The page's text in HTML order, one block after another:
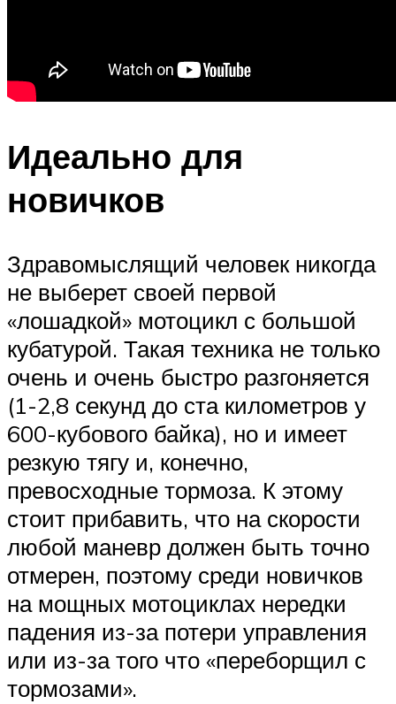
Идеально для
новичков
Здравомыслящий человек никогда
не выберет своей первой
«лошадкой» мотоцикл с большой
кубатурой. Такая техника не только
очень и очень быстро разгоняется
(1-2,8 секунд до ста километров у
600-кубового байка), но и имеет
резкую тягу и, конечно,
превосходные тормоза. К этому
стоит прибавить, что на скорости
любой маневр должен быть точно
отмерен, поэтому среди новичков
на мощных мотоциклах нередки
падения из-за потери управления
или из-за того что «переборщил с
тормозами».